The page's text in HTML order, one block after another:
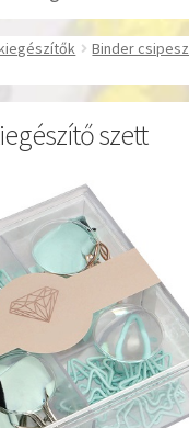
Binder csipesz
szett